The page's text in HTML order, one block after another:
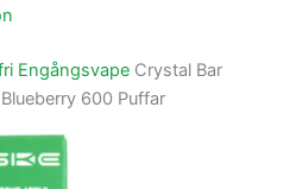
Engångsvape Crystal Bar
600 Puffar